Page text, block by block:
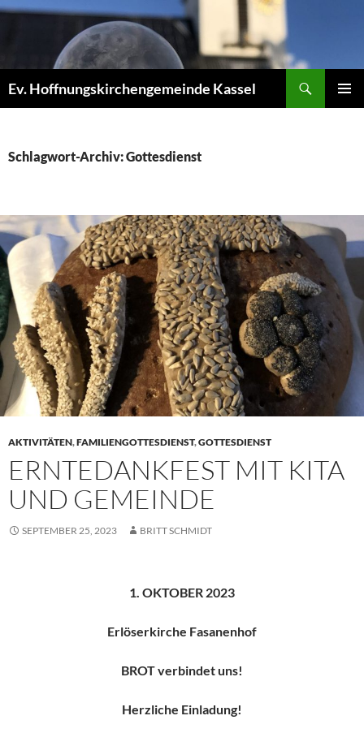
Zum
Ev. Hoffnungskirchengemeinde Kassel
Schlagwort-Archiv: Gottesdienst
AKTIVITÄTEN,FAMILIENGOTTESDIENST,GOTTESDIENST
ERNTEDANKFEST MIT KITA
UND GEMEINDE
SEPTEMBER 25, 2023 BRITT SCHMIDT
1. OKTOBER 2023
Erlöserkirche Fasanenhof
BROT verbindet uns!
Herzliche Einladung!